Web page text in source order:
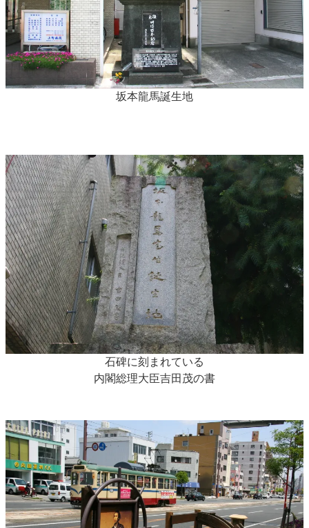
坂本龍馬誕生地
石碑に刻まれている
内閣総理大臣吉田茂の書